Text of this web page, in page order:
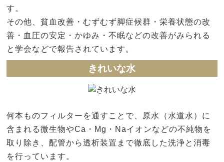
す。
その他、貧血改善・むずむず脚症候群・栄養状態の改
善・血圧の安定・かゆみ・不眠などの改善がみられる
と学会などで報告されています。
きれいな水
何本ものフィルターを通すことで、原水（水道水）に
含まれる微生物やCa・Mg・Naイオンなどの不純物を
取り除き、配管から透析装置まで徹底した洗浄と消毒
を行っています。